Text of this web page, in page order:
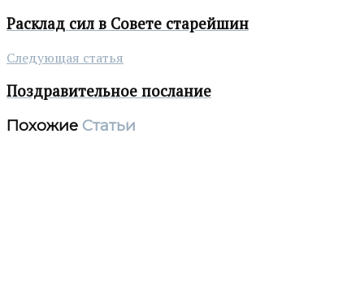
Расклад сил в Совете старейшин
Следующая статья
Поздравительное послание
Похожие Статьи